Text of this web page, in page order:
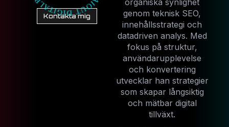
Kontakta mig
organiska synlighet
genom teknisk SEO,
innehållsstrategi och
datadriven analys. Med
fokus på struktur,
användarupplevelse
och konvertering
utvecklar han strategier
som skapar långsiktig
och mätbar digital
tillväxt.